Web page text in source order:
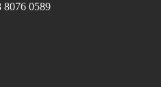
8076 0589